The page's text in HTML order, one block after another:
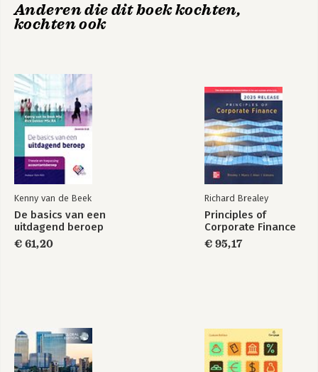
Anderen die dit boek kochten,
kochten ook
Kenny van de Beek
De basics van een
uitdagend beroep
€ 61,20
Richard Brealey
Principles of
Corporate Finance
€ 95,17